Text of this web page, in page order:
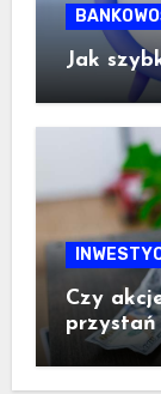
Jak
Czy
przystań